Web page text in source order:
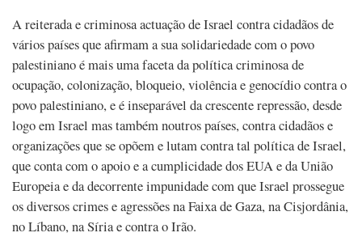
A reiterada e criminosa actuação de Israel contra cidadãos de
vários países que afirmam a sua solidariedade com o povo
palestiniano é mais uma faceta da política criminosa de
ocupação, colonização, bloqueio, violência e genocídio contra o
povo palestiniano, e é inseparável da crescente repressão, desde
logo em Israel mas também noutros países, contra cidadãos e
organizações que se opõem e lutam contra tal política de Israel,
que conta com o apoio e a cumplicidade dos EUA e da União
Europeia e da decorrente impunidade com que Israel prossegue
os diversos crimes e agressões na Faixa de Gaza, na Cisjordânia,
no Líbano, na Síria e contra o Irão.